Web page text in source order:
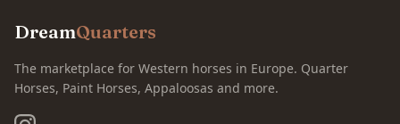
DreamQuarters
The marketplace for Western horses in Europe. Quarter
Horses, Paint Horses, Appaloosas and more.